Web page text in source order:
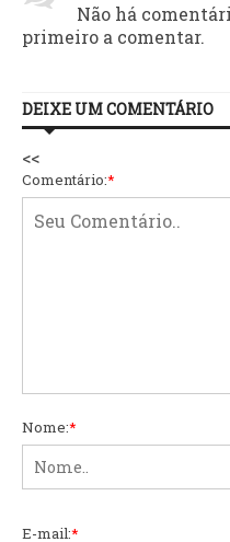
Não há
primeiro a comentar.
DEIXE UM COMENTÁRIO
<<
Comentário:*
Nome:*
E-mail:*